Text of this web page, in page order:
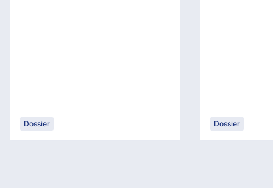
Dossier Dossier